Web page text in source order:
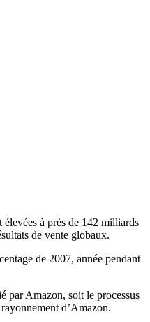
à près de 142 milliards
de vente globaux.
de 2007, année pendant
par Amazon, soit le processus
d’Amazon.